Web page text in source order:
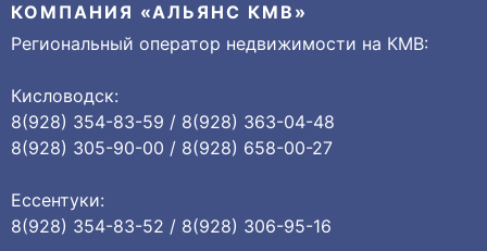
КОМПАНИЯ «АЛЬЯНС КМВ»
Региональный оператор недвижимости на КМВ:
Кисловодск:
8(928) 354-83-59 / 8(928) 363-04-48
8(928) 305-90-00 / 8(928) 658-00-27
Ессентуки:
8(928) 354-83-52 / 8(928) 306-95-16